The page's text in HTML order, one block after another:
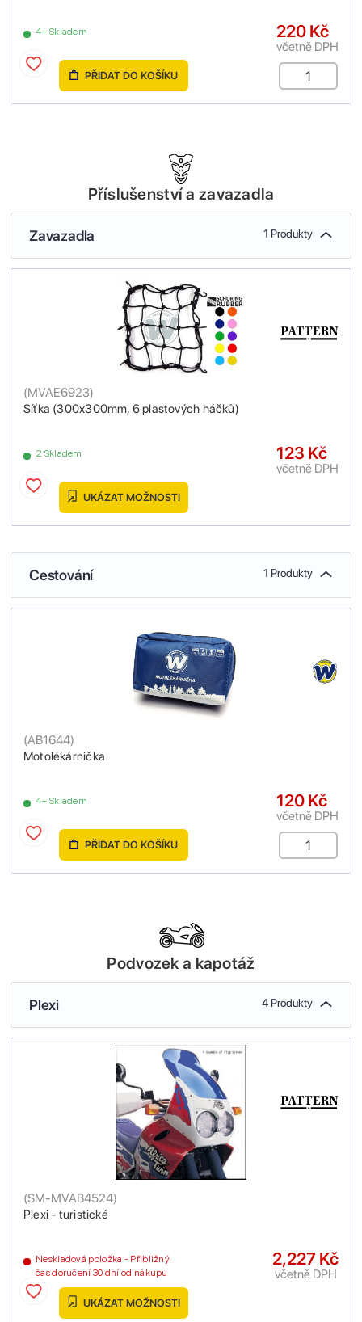
4+ Skladem 220 Kč
včetně DPH
PŘIDAT DO KOŠÍKU
Příslušenství a zavazadla
Zavazadla 1 Produkty
Síťka (300x300mm, 6 plastových háčků)
(MVAE6923)
2 Skladem 123 Kč
včetně DPH
UKÁZAT MOŽNOSTI
Cestování 1 Produkty
Motolékárnička
(AB1644)
4+ Skladem 120 Kč
včetně DPH
PŘIDAT DO KOŠÍKU
Podvozek a kapotáž
Plexi 4 Produkty
Plexi - turistické
(SM-MVAB4524)
Neskladová položka - Přibližný
čas doručení 30 dní od nákupu
2,227 Kč
včetně DPH
UKÁZAT MOŽNOSTI